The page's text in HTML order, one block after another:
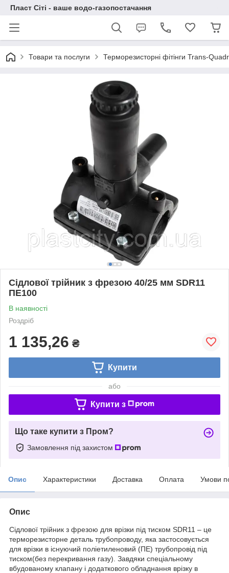
Пласт Сіті - ваше водо-газопостачання
Товари та послуги Терморезисторні фітінги Trans-
Сідлової трійник з фрезою 40/25 мм SDR11
ПЕ100
В наявності
Роздріб
1 135,26 ₴
Купити
або
Купити з
Що таке купити з Пром?
Замовлення під захистом
Опис Характеристики Доставка Оплата Умови
Опис
Сідлової трійник з фрезою для врізки під тиском SDR11 – це
терморезисторне деталь трубопроводу, яка застосовується
для врізки в існуючий поліетиленовий (ПЕ) трубопровід під
тиском(без перекривання газу). Завдяки спеціальному
вбудованому клапану і додаткового обладнання врізку в